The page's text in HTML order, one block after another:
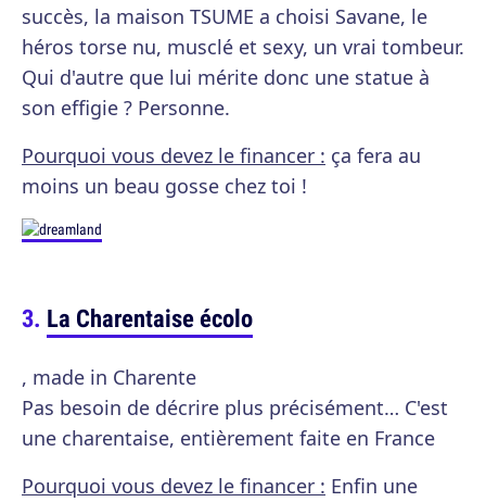
succès, la maison TSUME a choisi Savane, le
héros torse nu, musclé et sexy, un vrai tombeur.
Qui d'autre que lui mérite donc une statue à
son effigie ? Personne.
Pourquoi vous devez le financer : ça fera au
moins un beau gosse chez toi !
La Charentaise écolo
, made in Charente
Pas besoin de décrire plus précisément… C'est
une charentaise, entièrement faite en France
Pourquoi vous devez le financer : Enfin une